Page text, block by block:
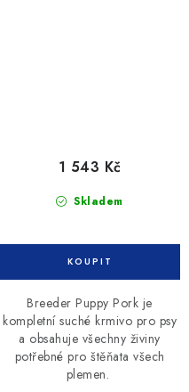
Skladem
1 543 Kč
Breeder Puppy Pork je
kompletní suché krmivo pro psy
a obsahuje všechny živiny
potřebné pro štěňata všech
plemen.